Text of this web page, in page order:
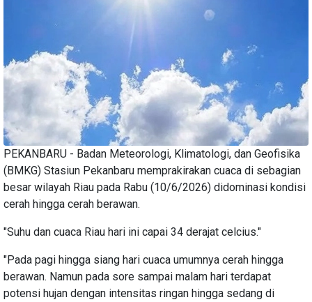
PEKANBARU - Badan Meteorologi, Klimatologi, dan Geofisika
(BMKG) Stasiun Pekanbaru memprakirakan cuaca di sebagian
besar wilayah Riau pada Rabu (10/6/2026) didominasi kondisi
cerah hingga cerah berawan.
"Suhu dan cuaca Riau hari ini capai 34 derajat celcius."
"Pada pagi hingga siang hari cuaca umumnya cerah hingga
berawan. Namun pada sore sampai malam hari terdapat
potensi hujan dengan intensitas ringan hingga sedang di